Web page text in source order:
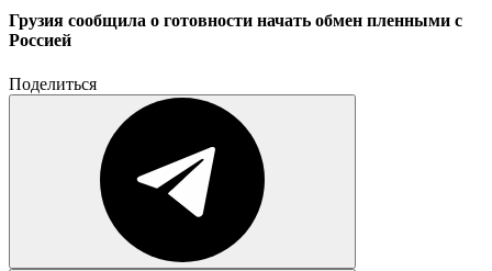
Грузия сообщила о готовности начать обмен пленными с
Россией
Поделиться